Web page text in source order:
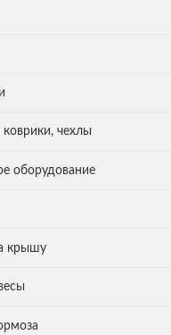
коврики, чехлы
оборудование
крышу